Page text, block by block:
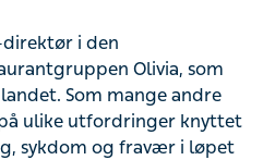
direktør i den
Olivia, som
Som mange andre
ulike utfordringer knyttet
sykdom og fravær i løpet